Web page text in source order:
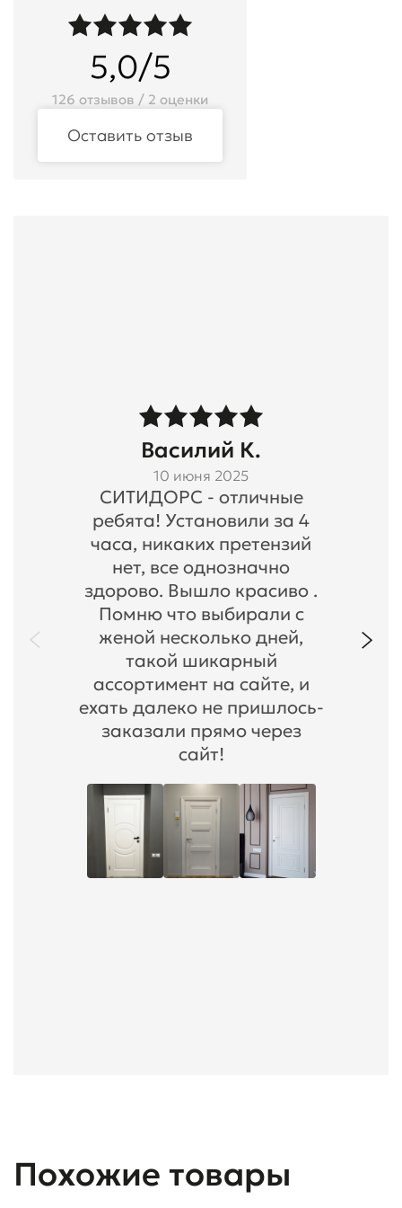
5,0/5
126 отзывов / 2 оценки
Оставить отзыв
Василий К.
10 июня 2025
СИТИДОРС - отличные
ребята! Установили за 4
часа, никаких претензий
нет, все однозначно
здорово. Вышло красиво .
Помню что выбирали с
женой несколько дней,
такой шикарный
ассортимент на сайте, и
ехать далеко не пришлось-
заказали прямо через
сайт!
Похожие товары